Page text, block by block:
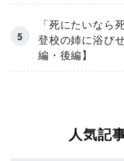
「死にたいなら
登校の姉に浴び
編・後編】
人気記